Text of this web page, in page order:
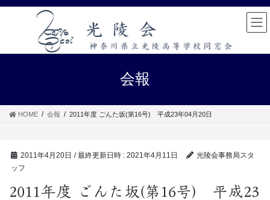
コ
ツ
ッ
ナ
シ
移
会報
HOME 会報 2011年度 ごんた坂(第16号) 平成23年04月20日
2011年4月20日 / 最終更新日時 : 2021年4月11日
光陵会事務局スタ
ッフ
2011年度 ごんた坂(第16号) 平成23